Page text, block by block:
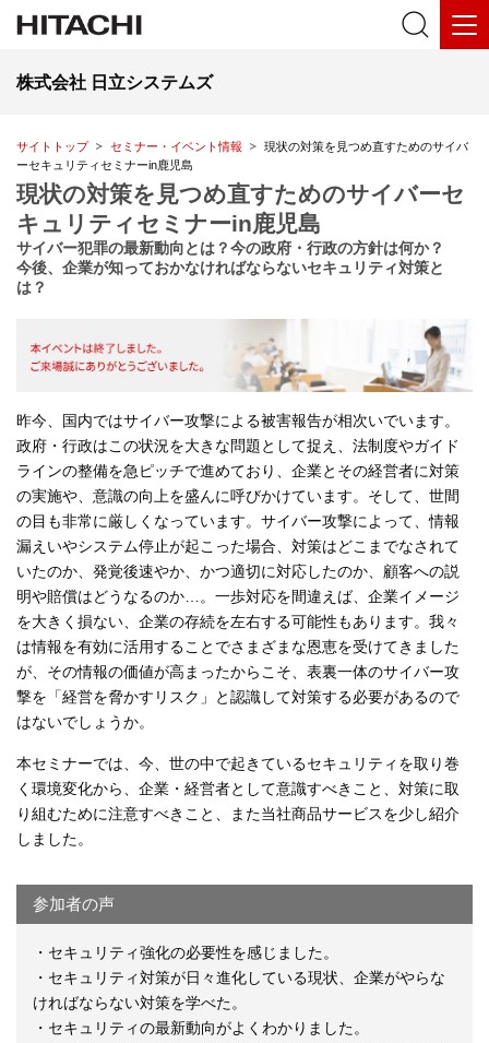
株式会社 日立システムズ
サイトトップ セミナー・イベント情報
現状の対策を見つめ直すためのサイバ
ーセキュリティセミナーin鹿児島
現状の対策を見つめ直すためのサイバーセ
キュリティセミナーin鹿児島
サイバー犯罪の最新動向とは？今の政府・行政の方針は何か？
今後、企業が知っておかなければならないセキュリティ対策と
は？
昨今、国内ではサイバー攻撃による被害報告が相次いでいます。
政府・行政はこの状況を大きな問題として捉え、法制度やガイド
ラインの整備を急ピッチで進めており、企業とその経営者に対策
の実施や、意識の向上を盛んに呼びかけています。そして、世間
の目も非常に厳しくなっています。サイバー攻撃によって、情報
漏えいやシステム停止が起こった場合、対策はどこまでなされて
いたのか、発覚後速やか、かつ適切に対応したのか、顧客への説
明や賠償はどうなるのか…。一歩対応を間違えば、企業イメージ
を大きく損ない、企業の存続を左右する可能性もあります。我々
は情報を有効に活用することでさまざまな恩恵を受けてきました
が、その情報の価値が高まったからこそ、表裏一体のサイバー攻
撃を「経営を脅かすリスク」と認識して対策する必要があるので
はないでしょうか。
本セミナーでは、今、世の中で起きているセキュリティを取り巻
く環境変化から、企業・経営者として意識すべきこと、対策に取
り組むために注意すべきこと、また当社商品サービスを少し紹介
しました。
参加者の声
・セキュリティ強化の必要性を感じました。
・セキュリティ対策が日々進化している現状、企業がやらな
ければならない対策を学べた。
・セキュリティの最新動向がよくわかりました。